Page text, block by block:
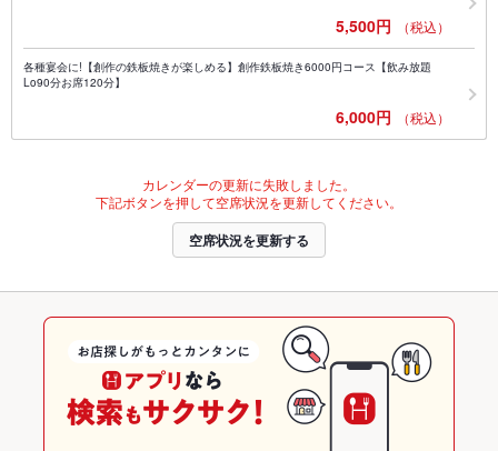
5,500円 （税込）
各種宴会に!【創作の鉄板焼きが楽しめる】創作鉄板焼き6000円コース【飲み放題
Lo90分お席120分】
6,000円 （税込）
カレンダーの更新に失敗しました。
下記ボタンを押して空席状況を更新してください。
空席状況を更新する